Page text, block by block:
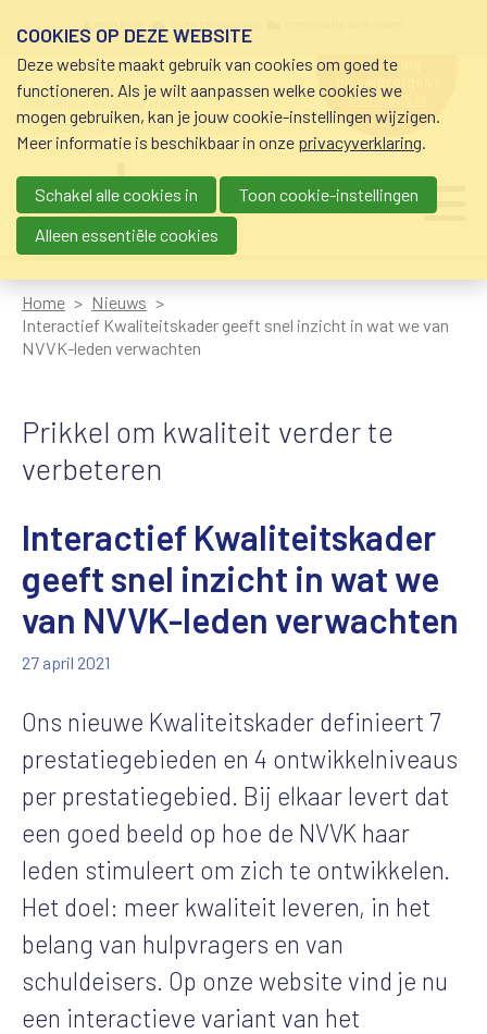
schuldhulp • sociaal krediet •
budgetbeheer • beschermingsbewind
hulp nodig
bij geldzorgen?
0800-8115.nl
Main navigation
Home
Nieuws
Interactief Kwaliteitskader geeft snel inzicht in wat we van
NVVK-leden verwachten
Prikkel om kwaliteit verder te
verbeteren
Interactief Kwaliteitskader
geeft snel inzicht in wat we
van NVVK-leden verwachten
27 april 2021
Ons nieuwe Kwaliteitskader definieert 7
prestatiegebieden en 4 ontwikkelniveaus
per prestatiegebied. Bij elkaar levert dat
een goed beeld op hoe de NVVK haar
leden stimuleert om zich te ontwikkelen.
Het doel: meer kwaliteit leveren, in het
belang van hulpvragers en van
schuldeisers. Op onze website vind je nu
een interactieve variant van het
COOKIES OP DEZE WEBSITE
Deze website maakt gebruik van cookies om goed te
functioneren. Als je wilt aanpassen welke cookies we
mogen gebruiken, kan je jouw cookie-instellingen wijzigen.
Meer informatie is beschikbaar in onze privacyverklaring.
Schakel alle cookies in
Toon cookie-instellingen
Alleen essentiële cookies